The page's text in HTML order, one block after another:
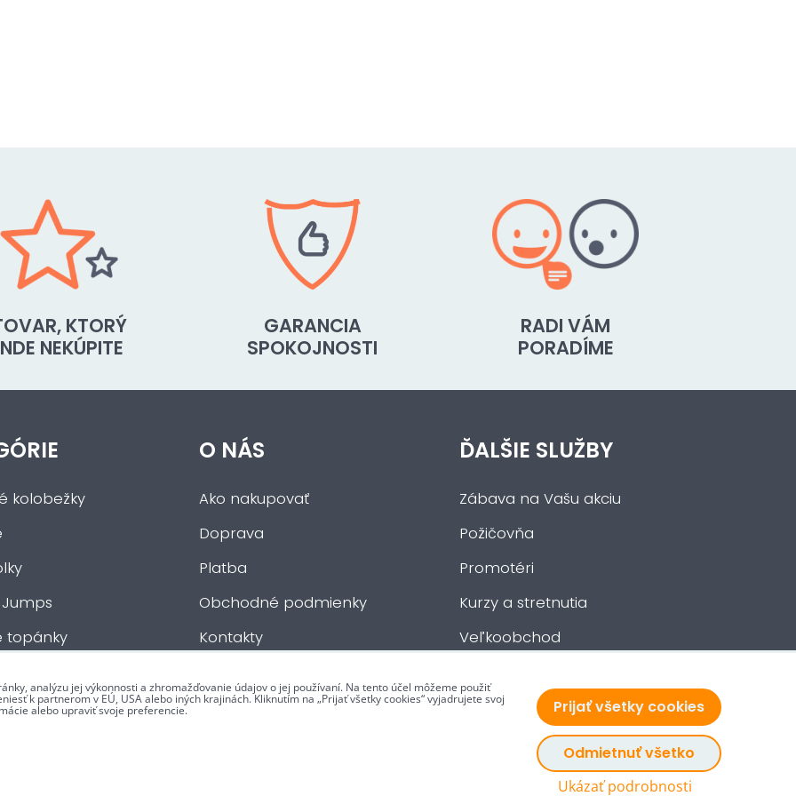
KTORÝ
NEKÚPITE
GARANCIA
SPOKOJNOSTI
RADI VÁM
PORADÍME
kolobežky
topánky
O NÁS
Ako nakupovať
Doprava
Platba
Obchodné podmienky
Kontakty
ĎALŠIE SLUŽBY
Zábava na Vašu akciu
Požičovňa
Promotéri
Kurzy a stretnutia
Veľkoobchod
analýzu jej výkonnosti a zhromažďovanie údajov o jej používaní. Na tento účel môžeme použiť
k partnerom v EÚ, USA alebo iných krajinách. Kliknutím na „Prijať všetky cookies“ vyjadrujete svoj
alebo upraviť svoje preferencie.
Ukázať podrobnosti
Prijať všetky cookies
Odmietnuť všetko